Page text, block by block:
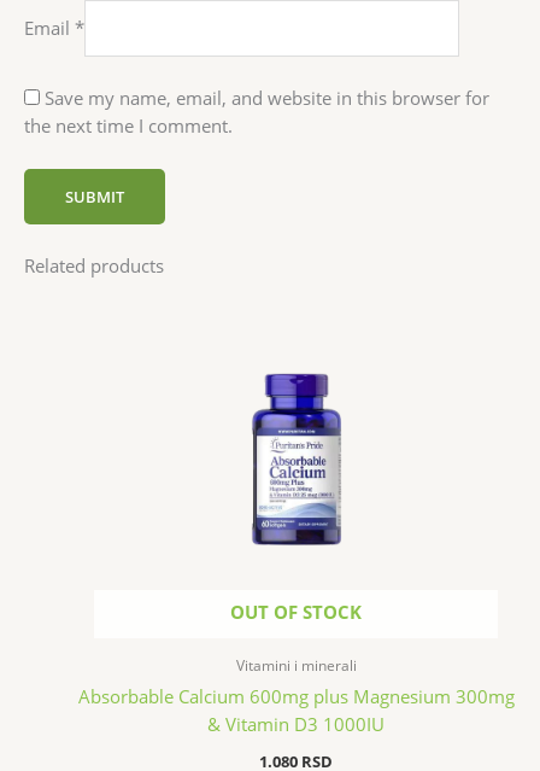
Email *
Save my name, email, and website in this browser for
the next time I comment.
Related products
OUT OF STOCK
Vitamini i minerali
Absorbable Calcium 600mg plus Magnesium 300mg
& Vitamin D3 1000IU
1.080 RSD